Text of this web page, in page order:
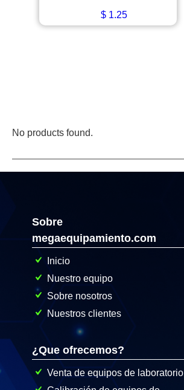
$ 1.25
No products found.
Sobre
megaequipamiento.com
Inicio
Nuestro equipo
Sobre nosotros
Nuestros clientes
¿Que ofrecemos?
Venta de equipos de laboratorio